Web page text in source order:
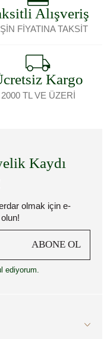
Alışveriş
FİYATINA TAKSİT
Kargo
2000 TL VE ÜZERİ
Kaydı
olmak için e-
ABONE OL
ediyorum.